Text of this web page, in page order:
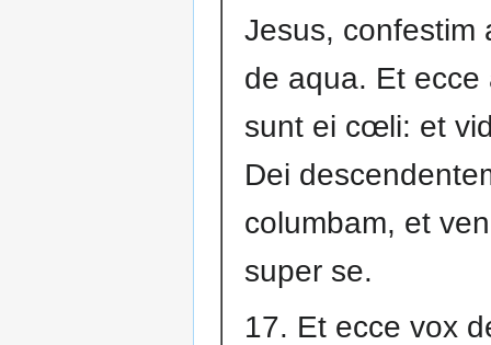
Jesus, confestim
de aqua. Et ecce
sunt ei cœli: et
Dei
columbam, et
super se.
17. Et ecce vox